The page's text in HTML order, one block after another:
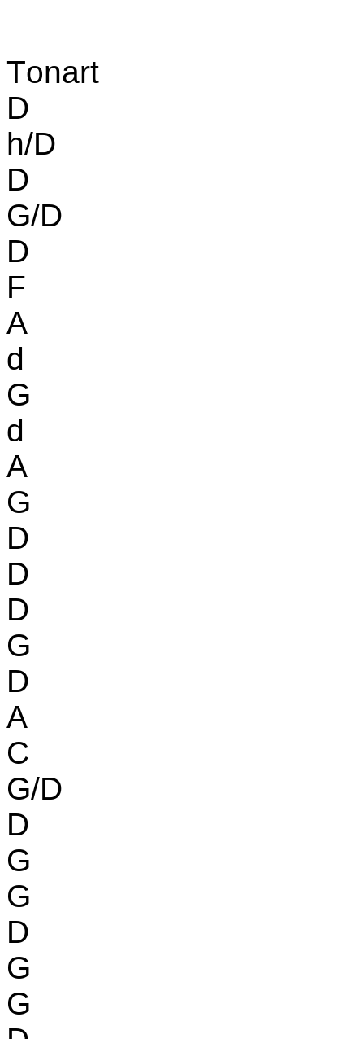
Tonart
D
h/D
D
G/D
D
F
A
d
G
d
A
G
D
D
D
G
D
A
C
G/D
D
G
G
D
G
G